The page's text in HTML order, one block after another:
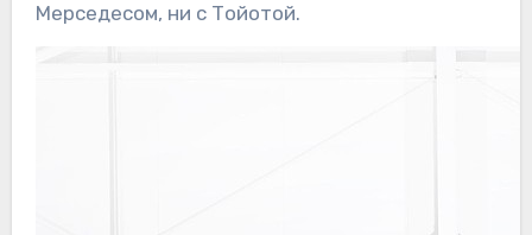
Мерседесом, ни с Тойотой.